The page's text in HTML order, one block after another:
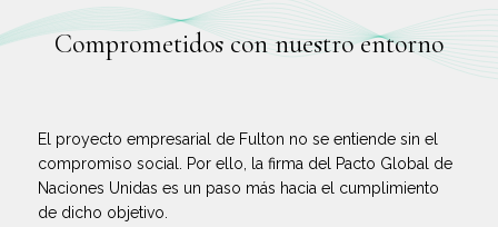
Comprometidos con nuestro entorno
El proyecto empresarial de Fulton no se entiende sin el
compromiso social. Por ello, la firma del Pacto Global de
Naciones Unidas es un paso más hacia el cumplimiento
de dicho objetivo.